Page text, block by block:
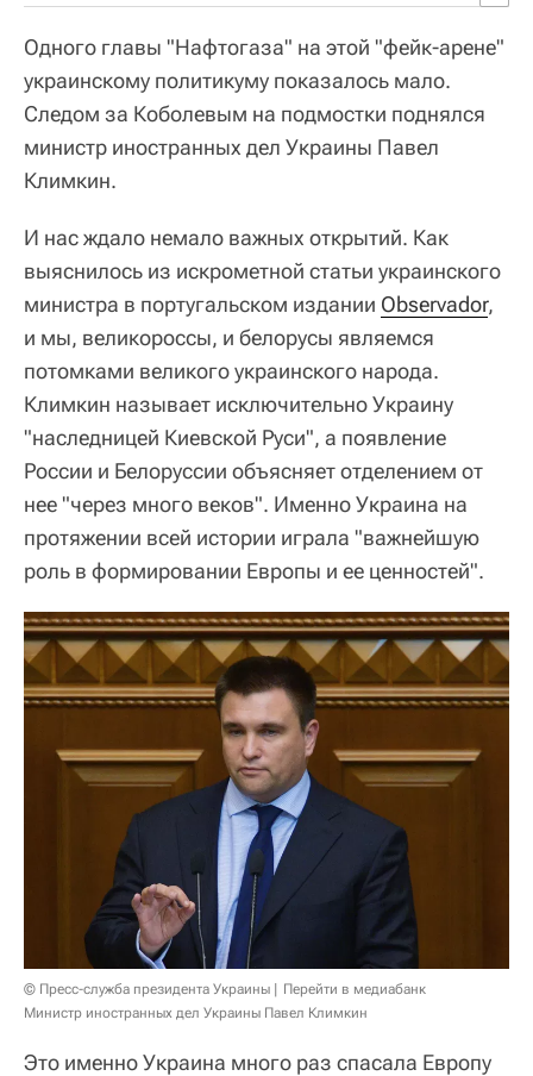
Одного главы "Нафтогаза" на этой "фейк-арене"
украинскому политикуму показалось мало.
Следом за Коболевым на подмостки поднялся
министр иностранных дел Украины Павел
Климкин.
И нас ждало немало важных открытий. Как
выяснилось из искрометной статьи украинского
министра в португальском издании Observador,
и мы, великороссы, и белорусы являемся
потомками великого украинского народа.
Климкин называет исключительно Украину
"наследницей Киевской Руси", а появление
России и Белоруссии объясняет отделением от
нее "через много веков". Именно Украина на
протяжении всей истории играла "важнейшую
роль в формировании Европы и ее ценностей".
© Пресс-служба президента Украины
Перейти в медиабанк
Министр иностранных дел Украины Павел Климкин
Это именно Украина много раз спасала Европу